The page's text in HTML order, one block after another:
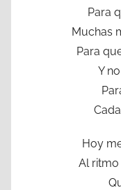
Para
Muchas
Para
Y
Hoy
Al